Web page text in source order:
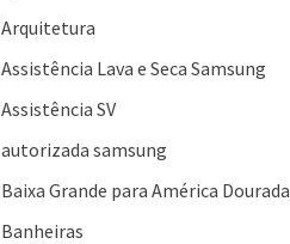
Arquitetura
Assistência Lava e Seca Samsung
Assistência SV
autorizada samsung
Baixa Grande para América Dourada
Banheiras